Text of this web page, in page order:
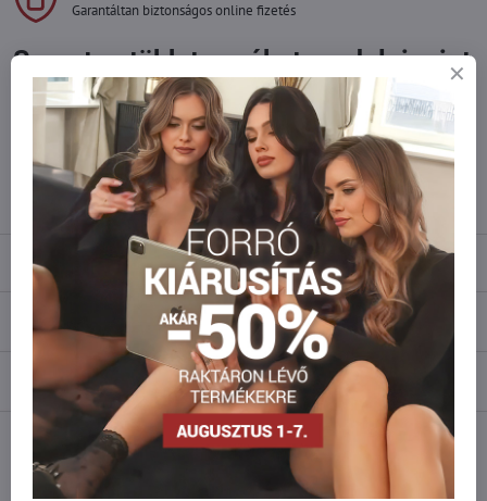
Garantáltan biztonságos online fizetés
Szeretne több terméket rendelni mint
amennyi raktáron van?
Ne habozzon kapcsolatba lépni velünk, raktárra szállítjuk az árut!
info​@everlady​.eu
Leírás
Vélemények
Fórum 0
FacebookTwitter WhatsApp